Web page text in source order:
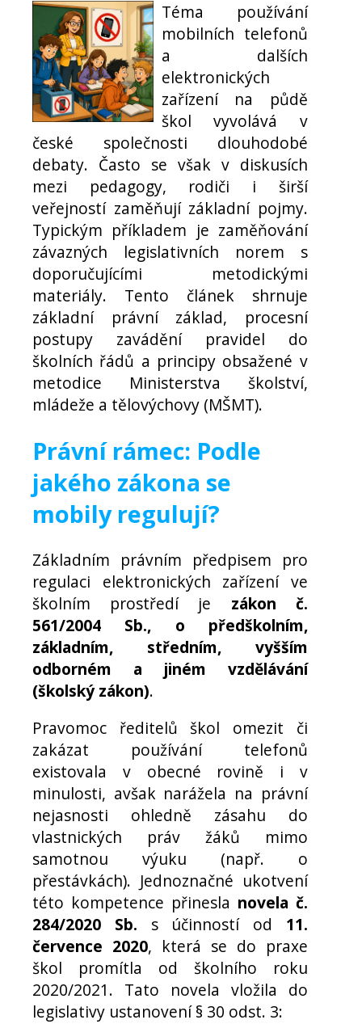
Téma používání
mobilních telefonů
a dalších
elektronických
zařízení na půdě
škol vyvolává v
české společnosti dlouhodobé
debaty. Často se však v diskusích
mezi pedagogy, rodiči i širší
veřejností zaměňují základní pojmy.
Typickým příkladem je zaměňování
závazných legislativních norem s
doporučujícími metodickými
materiály. Tento článek shrnuje
základní právní základ, procesní
postupy zavádění pravidel do
školních řádů a principy obsažené v
metodice Ministerstva školství,
mládeže a tělovýchovy (MŠMT).
Právní rámec: Podle
jakého zákona se
mobily regulují?
Základním právním předpisem pro
regulaci elektronických zařízení ve
školním prostředí je zákon č.
561/2004 Sb., o předškolním,
základním, středním, vyšším
odborném a jiném vzdělávání
(školský zákon).
Pravomoc ředitelů škol omezit či
zakázat používání telefonů
existovala v obecné rovině i v
minulosti, avšak narážela na právní
nejasnosti ohledně zásahu do
vlastnických práv žáků mimo
samotnou výuku (např. o
přestávkách). Jednoznačné ukotvení
této kompetence přinesla novela č.
284/2020 Sb. s účinností od 11.
července 2020, která se do praxe
škol promítla od školního roku
2020/2021. Tato novela vložila do
legislativy ustanovení § 30 odst. 3: